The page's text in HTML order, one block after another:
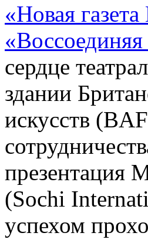
«Новая
сердце
здании
искусств
презентация
(Sochi
успехом